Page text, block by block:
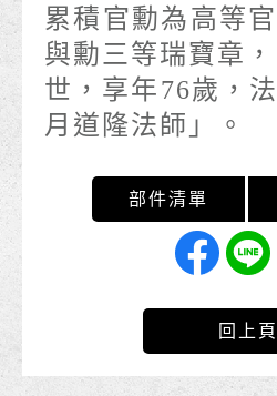
累積官勳為高等
與勳三等瑞寶章
世，享年76歲，
月道隆法師」。
回上頁